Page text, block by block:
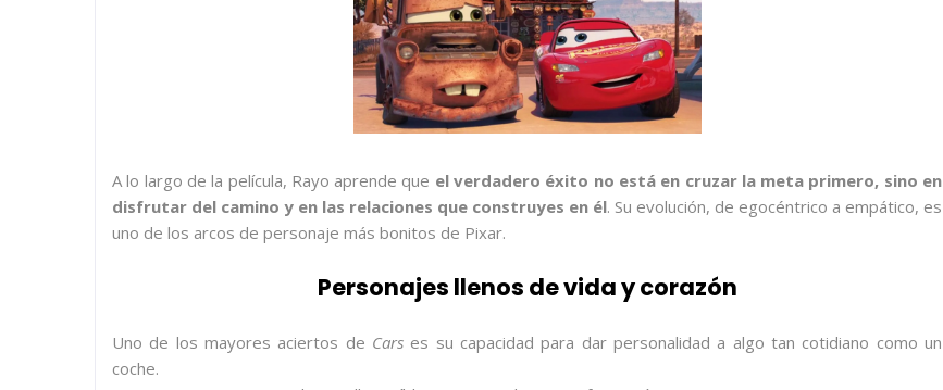
A lo largo de la película, Rayo aprende que el verdadero éxito no está en cruzar la meta primero, sino en
disfrutar del camino y en las relaciones que construyes en él. Su evolución, de egocéntrico a empático, es
uno de los arcos de personaje más bonitos de Pixar.
Personajes llenos de vida y corazón
Uno de los mayores aciertos de Cars es su capacidad para dar personalidad a algo tan cotidiano como un
coche.